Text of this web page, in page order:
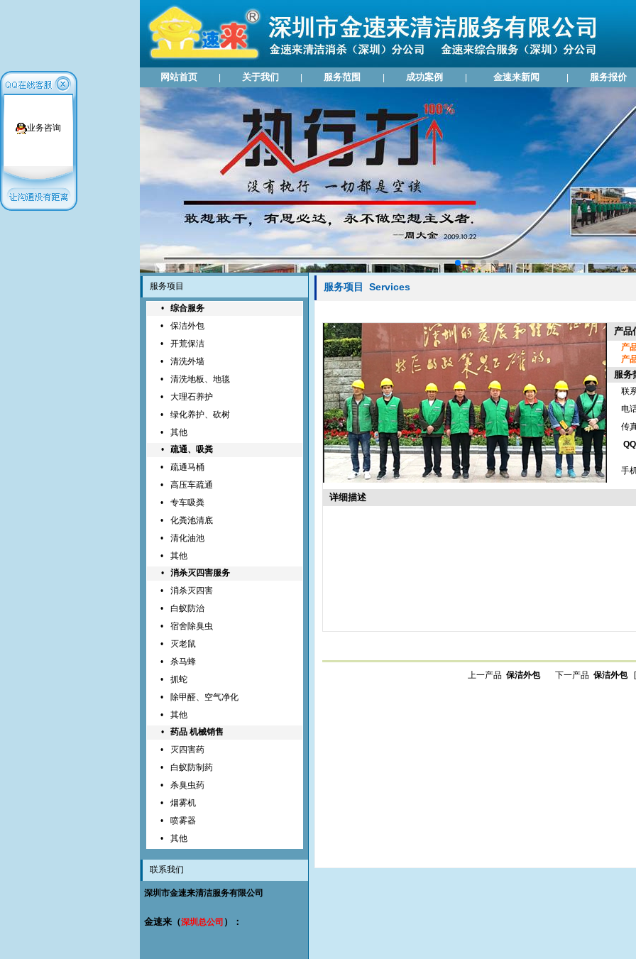
网站首页 关于我们 服务范围 成功案例 金速来新闻 服务报价
服务项目
• 综合服务
•
保洁外包
•
开荒保洁
•
清洗外墙
•
清洗地板、地毯
•
大理石养护
•
绿化养护、砍树
•
其他
• 疏通、吸粪
•
疏通马桶
•
高压车疏通
•
专车吸粪
•
化粪池清底
•
清化油池
•
其他
• 消杀灭四害服务
•
消杀灭四害
•
白蚁防治
•
宿舍除臭虫
•
灭老鼠
•
杀马蜂
•
抓蛇
•
除甲醛、空气净化
•
其他
• 药品 机械销售
•
灭四害药
•
白蚁防制药
•
杀臭虫药
•
烟雾机
•
喷雾器
•
其他
联系我们
深圳市金速来清洁服务有限公司
金速来（深圳总公司 ）：
服务项目 Services
产品
产
产
服务
联
电
传
手
详细描述
上一产品 保洁外包 下一产品 保洁外包
业务咨询